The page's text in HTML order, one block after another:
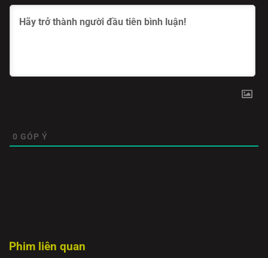
hàn gắn những đổ vỡ. Sự tái sinh thành một gia đình trọn
vẹn chính là "công thức" quý giá nhất, chứng minh rằng
Bạn có muốn khám phá bí mật đằng sau sự gắn kết kỳ
diệu này và tìm thấy những giá trị chân thực nhất của tình
0 GÓP Ý
Phim liên quan